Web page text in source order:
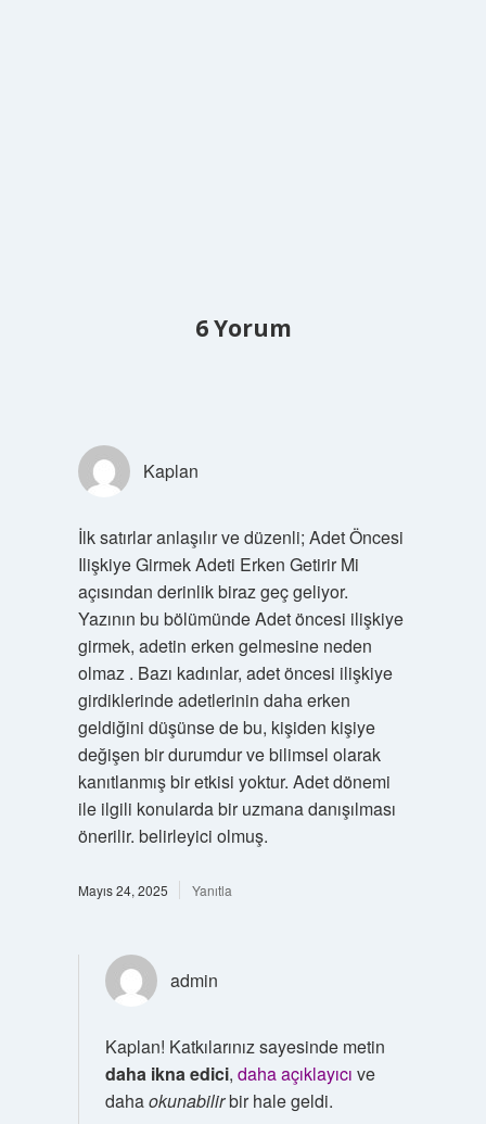
6 Yorum
Kaplan
İlk satırlar anlaşılır ve düzenli; Adet Öncesi
Ilişkiye Girmek Adeti Erken Getirir Mi
açısından derinlik biraz geç geliyor.
Yazının bu bölümünde Adet öncesi ilişkiye
girmek, adetin erken gelmesine neden
olmaz . Bazı kadınlar, adet öncesi ilişkiye
girdiklerinde adetlerinin daha erken
geldiğini düşünse de bu, kişiden kişiye
değişen bir durumdur ve bilimsel olarak
kanıtlanmış bir etkisi yoktur. Adet dönemi
ile ilgili konularda bir uzmana danışılması
önerilir. belirleyici olmuş.
Mayıs 24, 2025 Yanıtla
admin
Kaplan! Katkılarınız sayesinde metin
daha ikna edici, daha açıklayıcı ve
dahaokunabilirbir hale geldi.